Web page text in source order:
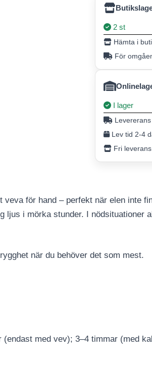
2 st
Hämta i
För
I lager
Lev tid 2-4
Fri
för hand – perfekt när elen inte
ljus i mörka stunder. I nödsituationer
när du behöver det som mest.
med vev); 3–4 timmar (med